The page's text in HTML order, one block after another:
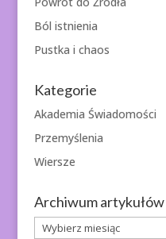
Ból istnienia
Pustka i chaos
Kategorie
Akademia Świadomości
Przemyślenia
Wiersze
Archiwum artykułów
Archiwum